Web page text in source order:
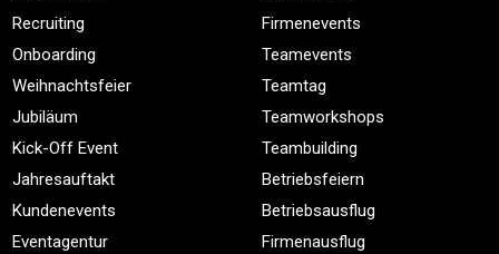
Recruiting
Onboarding
Weihnachtsfeier
Jubiläum
Kick-Off Event
Jahresauftakt
Kundenevents
Eventagentur
Firmenevents
Teamevents
Teamtag
Teamworkshops
Teambuilding
Betriebsfeiern
Betriebsausflug
Firmenausflug